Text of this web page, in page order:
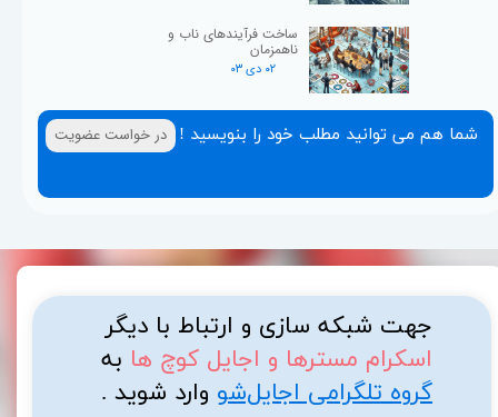
ساخت فرآیندهای ناب و
ناهمزمان
۰۲ دی ۰۳
شما هم می توانید مطلب خود را بنویسید ! در خواست عضویت
جهت شبکه سازی و ارتباط با دیگر
اسکرام مسترها و اجایل کوچ ها به
گروه تلگرامی اجایل‌شو وارد شوید .​​​​​​​